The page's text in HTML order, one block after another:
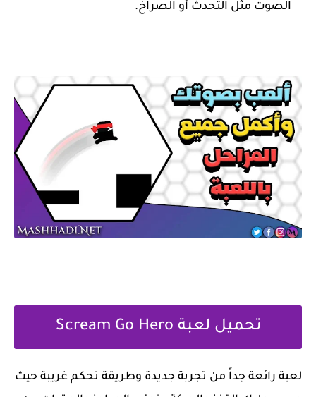
الصوت مثل التحدث أو الصراخ.
تحميل لعبة Scream Go Hero
‏لعبة رائعة جداً من تجربة جديدة وطريقة تحكم غريبة حيث